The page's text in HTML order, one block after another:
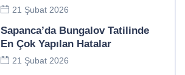
21 Şubat 2026
Sapanca’da Bungalov Tatilinde
En Çok Yapılan Hatalar
21 Şubat 2026